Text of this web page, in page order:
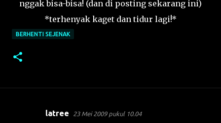
nggak bisa-bisa! (dan di posting sekarang ini)
*terhenyak kaget dan tidur lagi!*
BERHENTI SEJENAK
latree 23 Mei 2009 pukul 10.04